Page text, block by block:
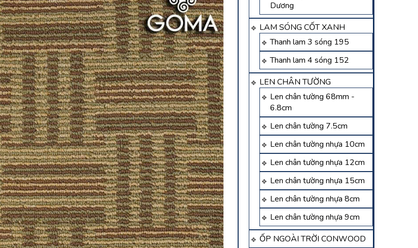
Dương
LAM SÓNG CỐT XANH
Thanh lam 3 sóng 195
Thanh lam 4 sóng 152
LEN CHÂN TƯỜNG
Len chân tường 68mm -
6.8cm
Len chân tường 7.5cm
Len chân tường nhựa 10cm
Len chân tường nhựa 12cm
Len chân tường nhựa 15cm
Len chân tường nhựa 8cm
Len chân tường nhựa 9cm
ỐP NGOÀI TRỜI CONWOOD